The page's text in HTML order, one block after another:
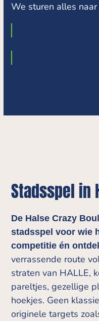
We sturen alles naar
Stadsspel in
De Halse Crazy
stadsspel voor wie
competitie én
verrassende route
straten van HALLE,
pareltjes, gezellige
hoekjes. Geen
originele targets